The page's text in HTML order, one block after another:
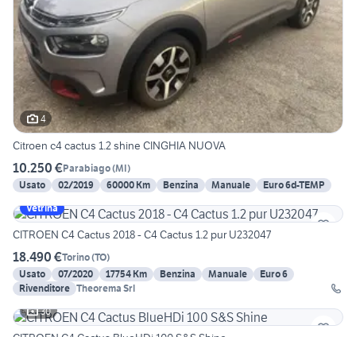
4
Citroen c4 cactus 1.2 shine CINGHIA NUOVA
10.250 €Parabiago(MI)
Usato
02/2019 60000 Km Benzina Manuale
Euro 6d-TEMP
Vetrina
CITROEN C4 Cactus 2018 - C4 Cactus 1.2 pur U232047
18.490 €Torino(TO)
Usato
07/2020 17754 Km Benzina Manuale
Euro 6
Rivenditore Theorema Srl
30